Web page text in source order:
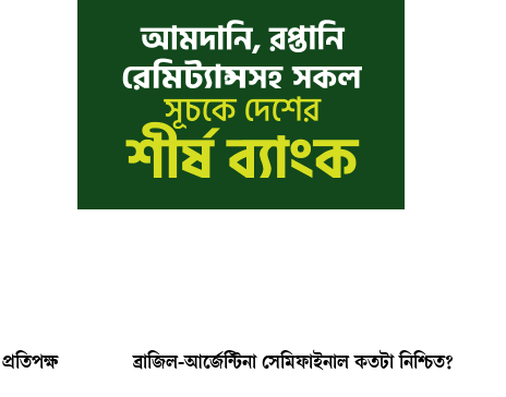
ব্রাজিল-আর্জেন্টিনা সেমিফাইনাল কতটা নিশ্চিত?